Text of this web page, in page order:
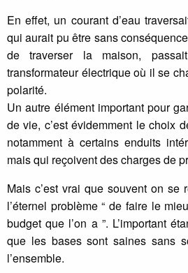
En effet, un courant d’eau
qui aurait pu être sans
de traverser la maison,
transformateur électrique où il se
polarité.
Un autre élément important pour
de vie, c’est évidemment le choix
notamment à certains enduits
mais qui reçoivent des charges de
Mais c’est vrai que souvent on se
l’éternel problème “ de faire le
budget que l’on a ”. L’important
que les bases sont saines sans
l’ensemble.